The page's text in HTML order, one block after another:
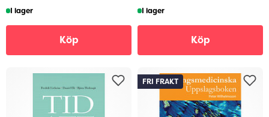
I lager
Köp
I lager
Köp
FRI FRAKT